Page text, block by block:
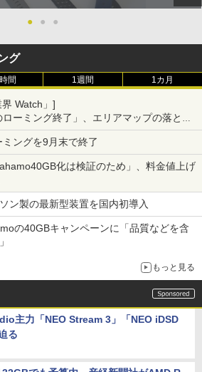
● ● ●
グ
間 1週間 1カ月
Watch」]
ーミング終了」、エリアマップの落とし
題
ングを9月末で終了
化は検証のため」、料金値上げ
ン製の最新型装置を国内初導入
の40GBキャンペーンに「品質などを含
もっと見る
主力「NEO Stream 3」「NEO iDSD
る